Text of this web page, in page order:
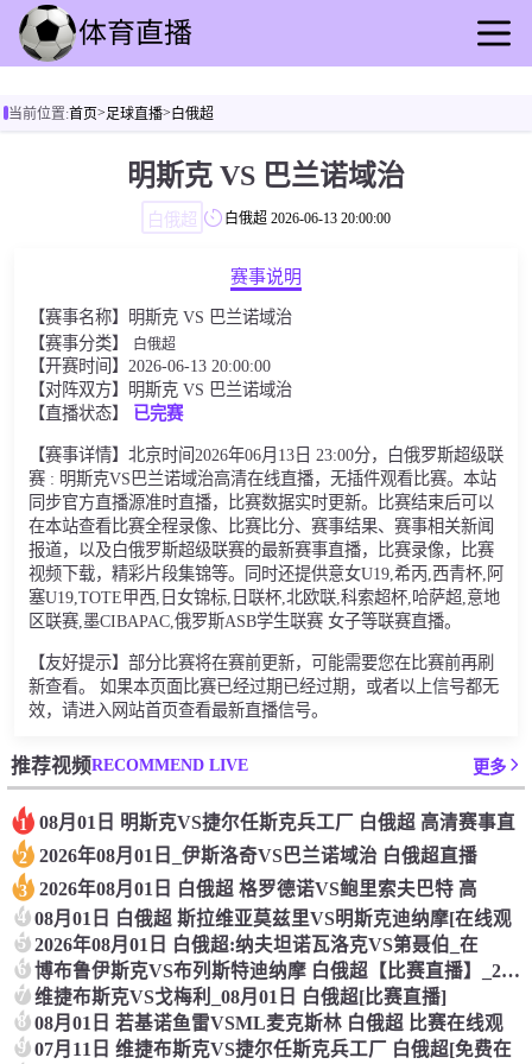
足球直播
全球联赛
当前位置:首页>足球直播> 白俄超
明斯克 VS 巴兰诺域治
白俄超 白俄超 2026-06-13 20:00:00
赛事说明
【赛事名称】明斯克 VS 巴兰诺域治
【赛事分类】
白俄超
【开赛时间】2026-06-13 20:00:00
【对阵双方】明斯克 VS 巴兰诺域治
【直播状态】
已完赛
【赛事详情】北京时间2026年06月13日 23:00分，白俄罗斯超级联
赛 : 明斯克VS巴兰诺域治高清在线直播，无插件观看比赛。本站
同步官方直播源准时直播，比赛数据实时更新。比赛结束后可以
在本站查看比赛全程录像、比赛比分、赛事结果、赛事相关新闻
报道，以及白俄罗斯超级联赛的最新赛事直播，比赛录像，比赛
视频下载，精彩片段集锦等。同时还提供意女U19,希丙,西青杯,阿
塞U19,TOTE甲西,日女锦标,日联杯,北欧联,科索超杯,哈萨超,意地
区联赛,墨CIBAPAC,俄罗斯ASB学生联赛 女子等联赛直播。
【友好提示】部分比赛将在赛前更新，可能需要您在比赛前再刷
新查看。 如果本页面比赛已经过期已经过期，或者以上信号都无
效，请进入网站首页查看最新直播信号。
推荐视频RECOMMEND LIVE 更多
1 08月01日 明斯克VS捷尔任斯克兵工厂 白俄超 高清赛事直
2 2026年08月01日_伊斯洛奇VS巴兰诺域治 白俄超直播
3 2026年08月01日 白俄超 格罗德诺VS鲍里索夫巴特 高
4 08月01日 白俄超 斯拉维亚莫兹里VS明斯克迪纳摩[在线观
5 2026年08月01日 白俄超:纳夫坦诺瓦洛克VS第聂伯_在
6 博布鲁伊斯克VS布列斯特迪纳摩 白俄超【比赛直播】_2026
7 维捷布斯克VS戈梅利_08月01日 白俄超[比赛直播]
8 08月01日 若基诺鱼雷VSML麦克斯林 白俄超 比赛在线观
9 07月11日 维捷布斯克VS捷尔任斯克兵工厂 白俄超[免费在